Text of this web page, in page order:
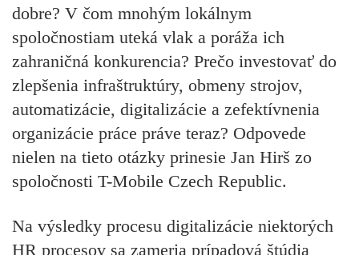
dobre? V čom mnohým lokálnym
spoločnostiam uteká vlak a poráža ich
zahraničná konkurencia? Prečo investovať do
zlepšenia infraštruktúry, obmeny strojov,
automatizácie, digitalizácie a zefektívnenia
organizácie práce práve teraz? Odpovede
nielen na tieto otázky prinesie Jan Hirš zo
spoločnosti T-Mobile Czech Republic.
Na výsledky procesu digitalizácie niektorých
HR procesov sa zameria prípadová štúdia